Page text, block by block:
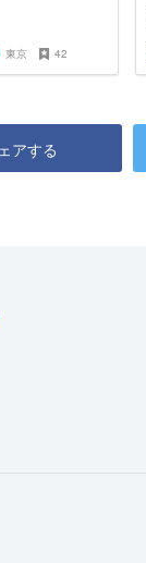
東京 42
アする